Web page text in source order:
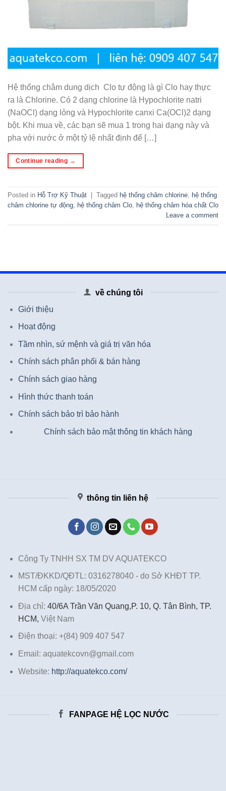
Hệ thống châm dung dịch Clo tự động là gì Clo hay thực
ra là Chlorine. Có 2 dạng chlorine là Hypochlorite natri
(NaOCl) dạng lỏng và Hypochlorite canxi Ca(OCl)2 dạng
bột. Khi mua về, các bạn sẽ mua 1 trong hai dạng này và
pha với nước ở một tỷ lệ nhất định để […]
Continue reading →
Posted in Hỗ Trợ Kỹ Thuật Tagged hệ thống châm chlorine
hệ thống
châm chlorine tự động
hệ thống châm Clo
hệ thống châm hóa chất Clo
Leave a comment
về chúng tôi
Giới thiệu
Hoạt động
Tầm nhìn, sứ mệnh và giá trị văn hóa
Chính sách phân phối & bán hàng
Chính sách giao hàng
Hình thức thanh toán
Chính sách bảo trì bảo hành
Chính sách bảo mật thông tin khách hàng
thông tin liên hệ
Công Ty TNHH SX TM DV AQUATEKCO
MST/ĐKKD/QĐTL: 0316278040 - do Sở KHĐT TP.
HCM cấp ngày: 18/05/2020
Địa chỉ: 40/6A Trần Văn Quang,P. 10, Q. Tân Bình, TP.
HCM, Việt Nam
Điện thoại: +(84) 909 407 547
Email: aquatekcovn@gmail.com
Website: http://aquatekco.com/
FANPAGE HỆ LỌC NƯỚC